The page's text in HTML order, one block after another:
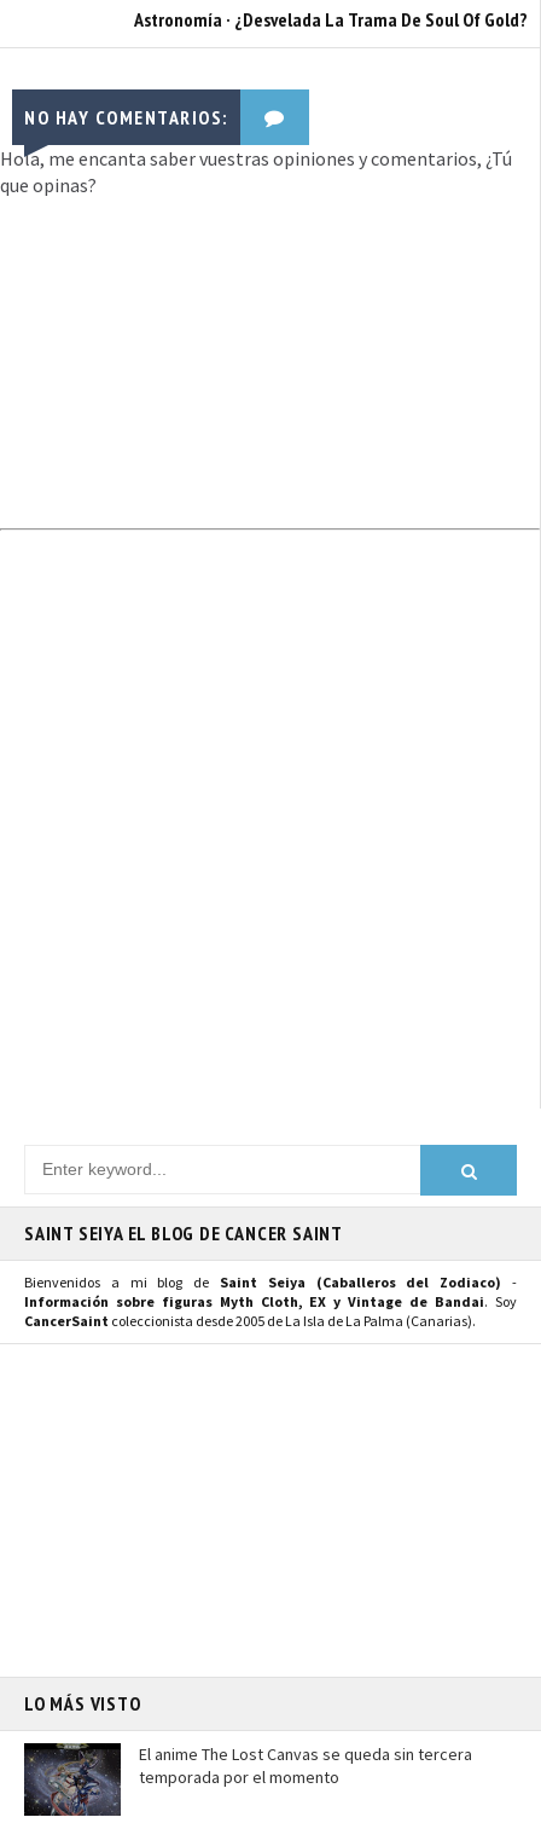
Astronomía · ¿Desvelada La Trama De Soul Of Gold?
NO HAY COMENTARIOS:
Hola, me encanta saber vuestras opiniones y comentarios, ¿Tú
que opinas?
SAINT SEIYA EL BLOG DE CANCER SAINT
Bienvenidos a mi blog de Saint Seiya (Caballeros del Zodiaco) -
Información sobre figuras Myth Cloth, EX y Vintage de Bandai. Soy
CancerSaint coleccionista desde 2005 de La Isla de La Palma (Canarias).
LO MÁS VISTO
El anime The Lost Canvas se queda sin tercera
temporada por el momento